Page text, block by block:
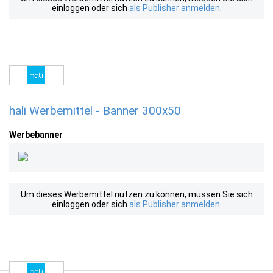
einloggen oder sich als Publisher anmelden
hali Werbemittel - Banner 300x50
Werbebanner
Um dieses Werbemittel nutzen zu können, müssen Sie sich
einloggen oder sich als Publisher anmelden